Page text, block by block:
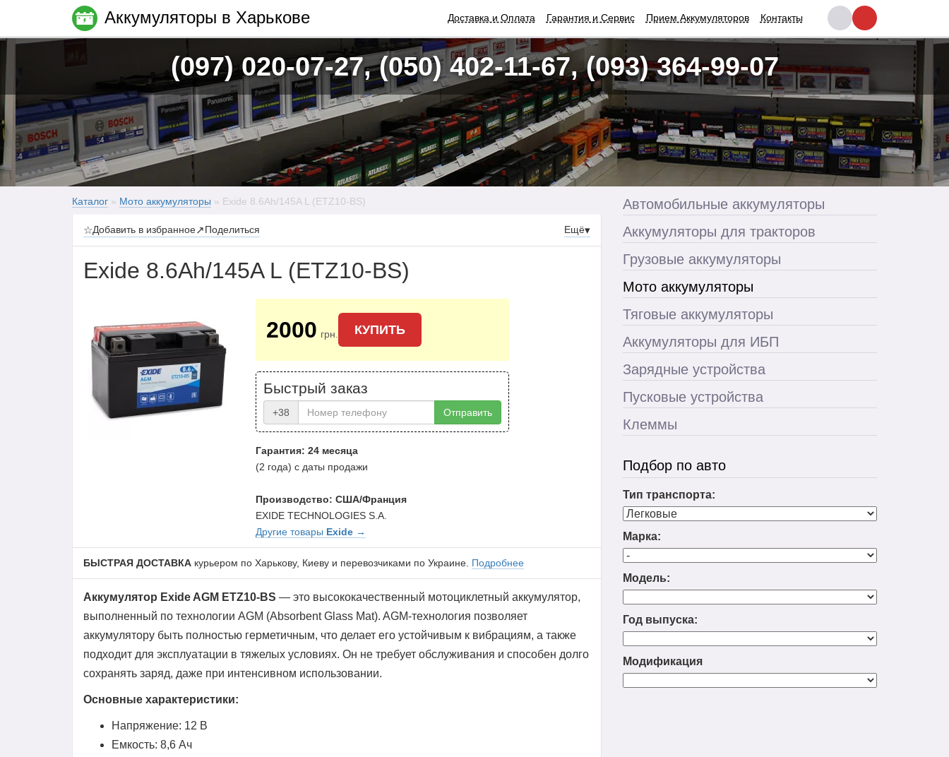
(097) 020-07-27, (050) 402-11-67, (093) 364-99-07
Каталог » Мото аккумуляторы » Exide 8.6Ah/145A L (ETZ10-BS)
☆Добавить в избранное↗Поделиться Ещё▾
Exide 8.6Ah/145A L (ETZ10-BS)
2000 грн. КУПИТЬ
Быстрый заказ
+38 Отправить
Гарантия: 24 месяца
(2 года) с даты продажи
Производство: США/Франция
EXIDE TECHNOLOGIES S.A.
Другие товары Exide →
БЫСТРАЯ ДОСТАВКА курьером по Харькову, Киеву и перевозчиками по Украине. Подробнее
Аккумулятор Exide AGM ETZ10-BS — это высококачественный мотоциклетный аккумулятор,
выполненный по технологии AGM (Absorbent Glass Mat). AGM-технология позволяет
аккумулятору быть полностью герметичным, что делает его устойчивым к вибрациям, а также
подходит для эксплуатации в тяжелых условиях. Он не требует обслуживания и способен долго
сохранять заряд, даже при интенсивном использовании.
Основные характеристики:
Напряжение: 12 В
Емкость: 8,6 Ач
Автомобильные аккумуляторы
Аккумуляторы для тракторов
Грузовые аккумуляторы
Мото аккумуляторы
Тяговые аккумуляторы
Аккумуляторы для ИБП
Зарядные устройства
Пусковые устройства
Клеммы
Подбор по авто
Тип транспорта:
Марка:
Модель:
Год выпуска:
Модификация
Аккумуляторы в Харькове Доставка и Оплата Гарантия и Сервис Прием Аккумуляторов Контакты